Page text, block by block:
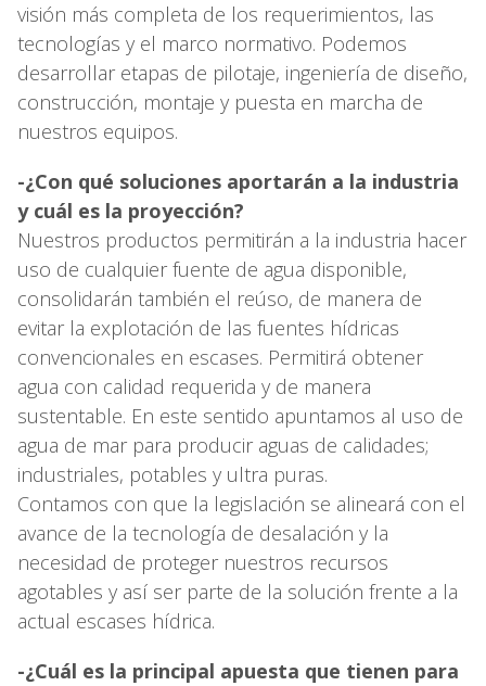
visión más completa de los requerimientos, las
tecnologías y el marco normativo. Podemos
desarrollar etapas de pilotaje, ingeniería de diseño,
construcción, montaje y puesta en marcha de
nuestros equipos.
-¿Con qué soluciones aportarán a la industria
y cuál es la proyección?
Nuestros productos permitirán a la industria hacer
uso de cualquier fuente de agua disponible,
consolidarán también el reúso, de manera de
evitar la explotación de las fuentes hídricas
convencionales en escases. Permitirá obtener
agua con calidad requerida y de manera
sustentable. En este sentido apuntamos al uso de
agua de mar para producir aguas de calidades;
industriales, potables y ultra puras.
Contamos con que la legislación se alineará con el
avance de la tecnología de desalación y la
necesidad de proteger nuestros recursos
agotables y así ser parte de la solución frente a la
actual escases hídrica.
-¿Cuál es la principal apuesta que tienen para